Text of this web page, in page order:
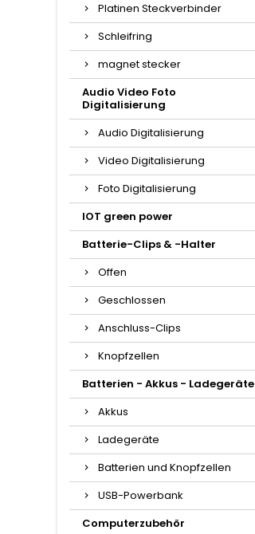
Platinen Steckverbinder
Schleifring
magnet stecker
Audio Video Foto
Digitalisierung
Audio Digitalisierung
Video Digitalisierung
Foto Digitalisierung
IOT green power
Batterie-Clips & -Halter
Offen
Geschlossen
Anschluss-Clips
Knopfzellen
Batterien - Akkus - Ladegeräte
Akkus
Ladegeräte
Batterien und Knopfzellen
USB-Powerbank
Computerzubehör